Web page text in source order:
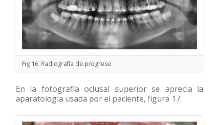
Fig 16. Radiografía de progreso
En la fotografía oclusal superior se aprecia la
aparatologia usada por el paciente, figura 17.